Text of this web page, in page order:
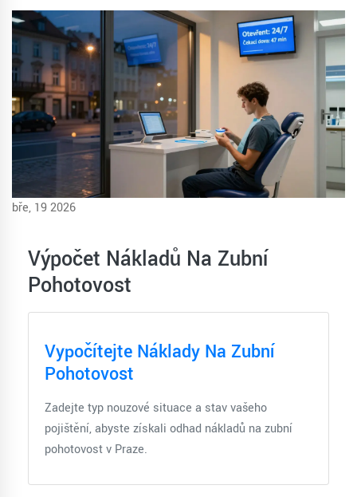
bře, 19 2026
Výpočet Nákladů Na Zubní
Pohotovost
Vypočítejte Náklady Na Zubní
Pohotovost
Zadejte typ nouzové situace a stav vašeho
pojištění, abyste získali odhad nákladů na zubní
pohotovost v Praze.